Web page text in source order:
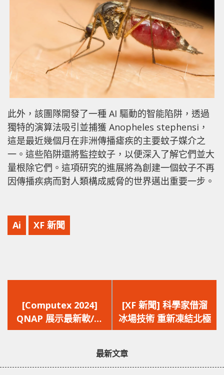
此外，該團隊開發了一種 AI 驅動的智能陷阱，透過
獨特的演算法吸引並捕獲 Anopheles stephensi，
這是最近幾個月在非洲傳播瘧疾的主要蚊子媒介之
一。這些陷阱還將監控蚊子，以便深入了解它們並大
量根除它們。這項研究的進展將為創建一個蚊子不再
因傳播疾病而對人類構成威脅的世界邁出重要一步。
Ai XF 新聞
一
篇
文
[Computex 2024]
QNAP 展示最新軟/硬
件方案 HA 強化備份‧
一
篇
文
[XF 新聞] 科學家借溜
冰場技術 重新凍結北極
最新文章